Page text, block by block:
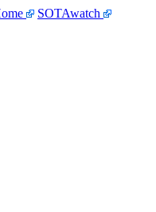
SOTAwatch